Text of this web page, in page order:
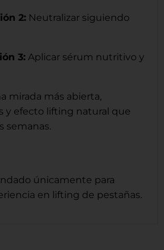
2: Neutralizar siguiendo
3: Aplicar sérum nutritivo y
mirada más abierta,
y efecto lifting natural que
semanas.
únicamente para
en lifting de pestañas.